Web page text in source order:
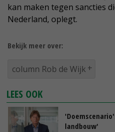
kan maken tegen sancties
Nederland, oplegt.
Bekijk meer over:
column Rob de Wijk
LEES OOK
landbouw'